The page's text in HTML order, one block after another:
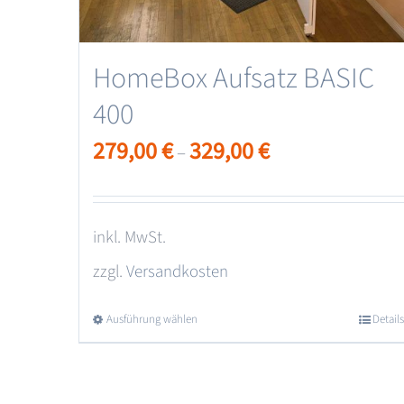
HomeBox Aufsatz BASIC
400
279,00€–329,00€
inkl. MwSt.
zzgl.Versandkosten
Ausführung wählen Details